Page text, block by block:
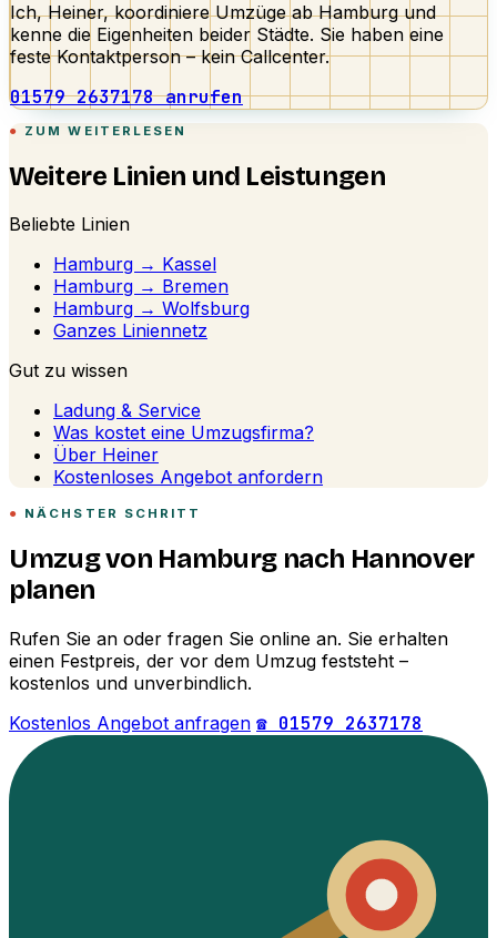
Ich, Heiner, koordiniere Umzüge ab Hamburg und
kenne die Eigenheiten beider Städte. Sie haben eine
feste Kontaktperson – kein Callcenter.
01579 2637178 anrufen
ZUM WEITERLESEN
Weitere Linien und Leistungen
Beliebte Linien
Hamburg → Kassel
Hamburg → Bremen
Hamburg → Wolfsburg
Ganzes Liniennetz
Gut zu wissen
Ladung & Service
Was kostet eine Umzugsfirma?
Über Heiner
Kostenloses Angebot anfordern
NÄCHSTER SCHRITT
Umzug von Hamburg nach Hannover
planen
Rufen Sie an oder fragen Sie online an. Sie erhalten
einen Festpreis, der vor dem Umzug feststeht –
kostenlos und unverbindlich.
Kostenlos Angebot anfragen ☎ 01579 2637178